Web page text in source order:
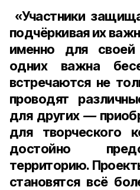
«Участники
подчёркивая их
именно для
одних важна
встречаются не
проводят
для других —
для творческого
достойно
территорию.
становятся всё